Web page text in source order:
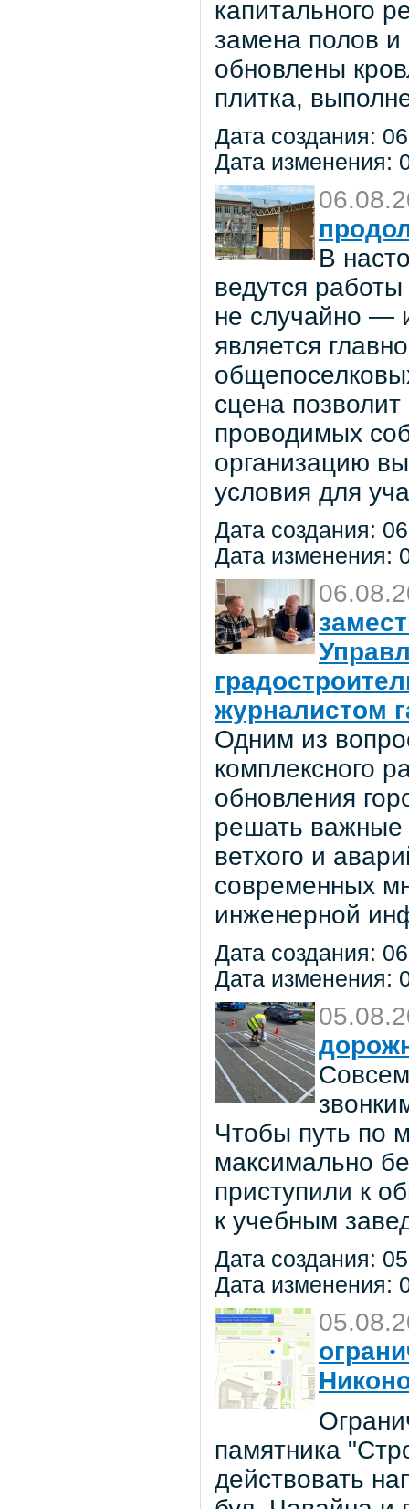
капитального
замена полов
обновлены
плитка,
Дата создания:
Дата изменения:
В
ведутся
не случайно —
является
сцена
проводимых
организацию
условия для
Дата создания:
Дата изменения:
журналистом
Одним из
комплексного
обновления
решать важные
ветхого и
современных
инженерной
Дата создания:
Дата изменения:
Чтобы путь по
максимально
приступили к
к учебным
Дата создания:
Дата изменения:
памятника
действовать